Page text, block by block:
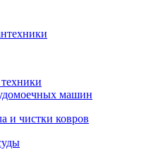
машин
и чистки ковров